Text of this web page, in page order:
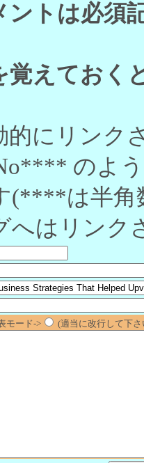
ントは必須
覚えておく
的にリンク
のよ
(****は半角
へはリンク
モード-> (適当に改行して下